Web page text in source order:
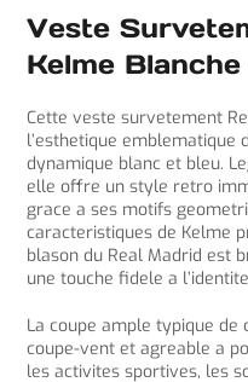
Veste
Kelme
Cette veste survetement
l’esthetique emblematique
dynamique blanc et bleu.
elle offre un style retro
grace a ses motifs
caracteristiques de Kelme
blason du Real Madrid est
une touche fidele a
La coupe ample typique de
coupe-vent et agreable a
les activites sportives, les